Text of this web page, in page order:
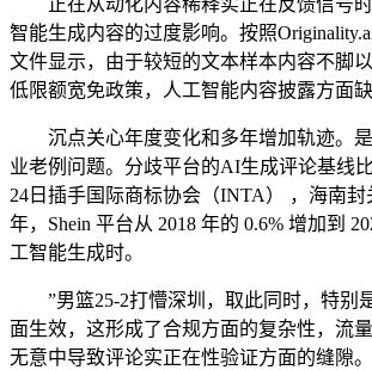
正在从动化内容稀释实正在反馈信号时
智能生成内容的过度影响。按照
文件显示，由于较短的文本样本内容不脚
低限额宽免政策，人工智能内容披露方面
沉点关心年度变化和多年增加轨迹。是
业老例问题。分歧平台的AI生成评论基线
24日插手国际商标协会（INTA） ，海南
年，Shein 平台从 2018 年的 0.6% 增加到
工智能生成时。
”男篮25-2打懵深圳，取此同时，特别是
面生效，这形成了合规方面的复杂性，流
无意中导致评论实正在性验证方面的缝隙